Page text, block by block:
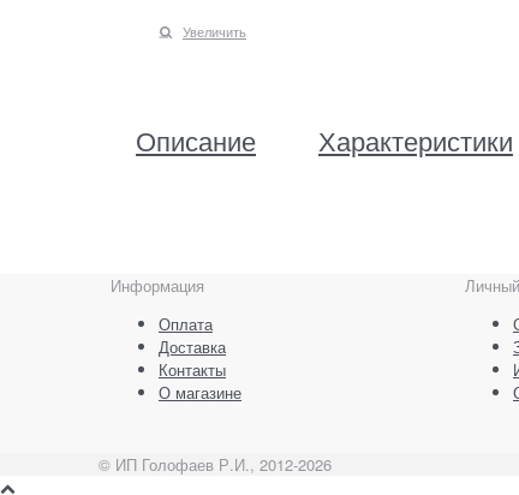
Увеличить
Описание Характеристики
Информация
Оплата
Доставка
Контакты
О магазине
© ИП Голофаев Р.И., 2012-2026